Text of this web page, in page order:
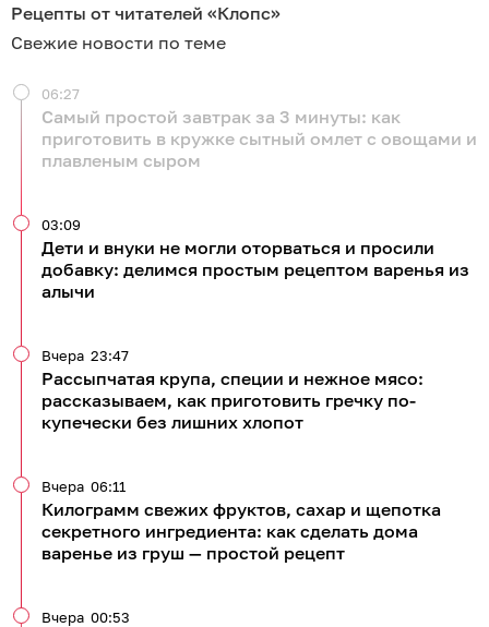
Рецепты от читателей «Клопс»
Свежие новости по теме
Самый простой завтрак за 3 минуты: как
приготовить в кружке сытный омлет с овощами и
плавленым сыром
06:27
Дети и внуки не могли оторваться и просили
добавку: делимся простым рецептом варенья из
алычи
03:09
Рассыпчатая крупа, специи и нежное мясо:
рассказываем, как приготовить гречку по-
купечески без лишних хлопот
Вчера 23:47
Килограмм свежих фруктов, сахар и щепотка
секретного ингредиента: как сделать дома
варенье из груш — простой рецепт
Вчера 06:11
Вчера 00:53